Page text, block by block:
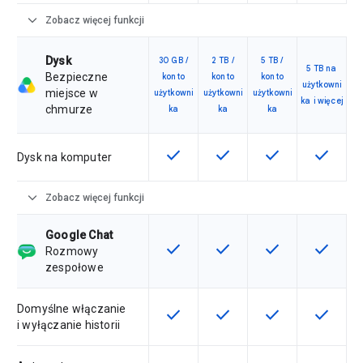
expand_more Zobacz więcej funkcji
Dysk
Bezpieczne
miejsce w
chmurze
30 GB /
konto
użytkowni
ka
2 TB /
konto
użytkowni
ka
5 TB /
konto
użytkowni
ka
5 TB na
użytkowni
ka i więcej
Dysk na komputer Ta funkcja jest dostępna w ramach
check Ta funkcja jest dostępna
check Ta funkcja jest
check Ta
check
expand_more Zobacz więcej funkcji
Google Chat
Rozmowy
zespołowe
Ta funkcja jest dostępna w ramach
check Ta funkcja jest dostępna
check Ta funkcja jest
check Ta
check
Domyślne włączanie
i wyłączanie historii
Ta funkcja jest dostępna w ramach
check Ta funkcja jest dostępna
check Ta funkcja jest
check Ta
check